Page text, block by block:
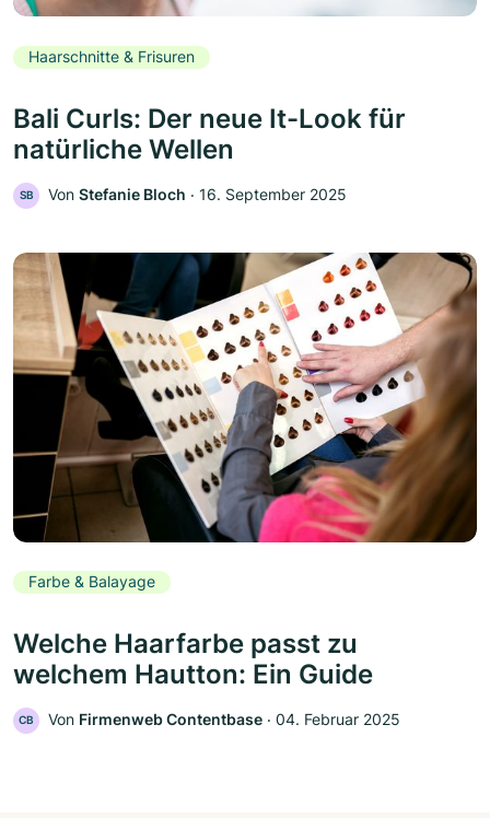
Haarschnitte & Frisuren
Bali Curls: Der neue It-Look für
natürliche Wellen
SB Von Stefanie Bloch ‧ 16. September 2025
Farbe & Balayage
Welche Haarfarbe passt zu
welchem Hautton: Ein Guide
CB Von Firmenweb Contentbase ‧ 04. Februar 2025